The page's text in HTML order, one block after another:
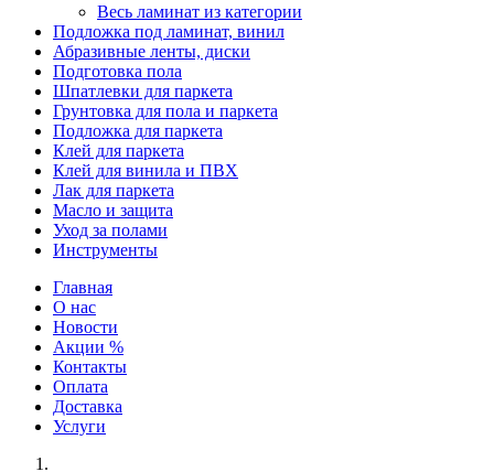
Весь ламинат из категории
Подложка под ламинат, винил
Абразивные ленты, диски
Подготовка пола
Шпатлевки для паркета
Грунтовка для пола и паркета
Подложка для паркета
Клей для паркета
Клей для винила и ПВХ
Лак для паркета
Масло и защита
Уход за полами
Инструменты
Главная
О нас
Новости
Акции %
Контакты
Оплата
Доставка
Услуги